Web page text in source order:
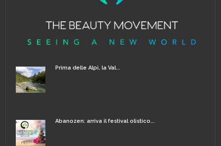
Prima delle Alpi, la Val...
Abanozen: arriva il festival olistico...